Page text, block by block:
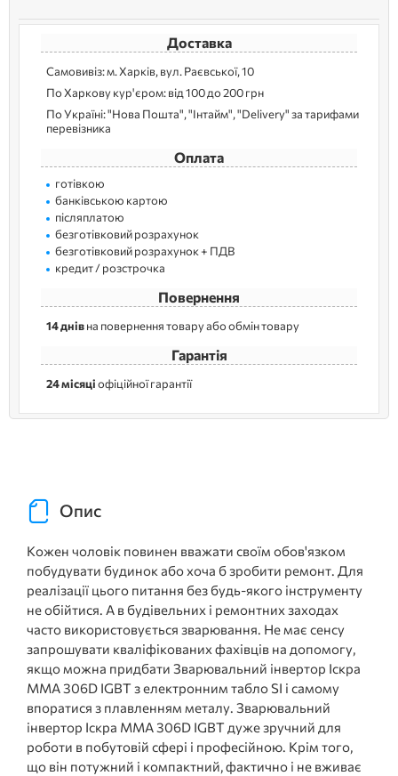
Доставка
Самовивіз: м. Харків, вул. Раєвської, 10
По Харкову кур'єром: від 100 до 200 грн
По Україні: "Нова Пошта", "Інтайм", "Delivery" за тарифами
перевізника
Оплата
готівкою
банківською картою
післяплатою
безготівковий розрахунок
безготівковий розрахунок + ПДВ
кредит / розстрочка
Повернення
14 днівна повернення товару або обмін товару
Гарантія
24 місяціофіційної гарантії
Опис
Кожен чоловік повинен вважати своїм обов'язком
побудувати будинок або хоча б зробити ремонт. Для
реалізації цього питання без будь-якого інструменту
не обійтися. А в будівельних і ремонтних заходах
часто використовується зварювання. Не має сенсу
запрошувати кваліфікованих фахівців на допомогу,
якщо можна придбати Зварювальний інвертор Іскра
MMA 306D IGBT з електронним табло SI і самому
впоратися з плавленням металу. Зварювальний
інвертор Іскра MMA 306D IGBT дуже зручний для
роботи в побутовій сфері і професійною. Крім того,
що він потужний і компактний, фактично і не вживає